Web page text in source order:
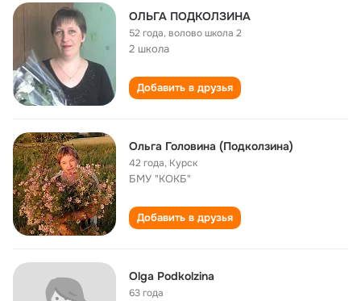
ОЛЬГА ПОДКОЛЗИНА
52 года,волово школа 2
2 школа
Добавить в друзья
Ольга Головина (Подколзина)
42 года, Курск
БМУ "КОКБ"
Добавить в друзья
Olga Podkolzina
63 года